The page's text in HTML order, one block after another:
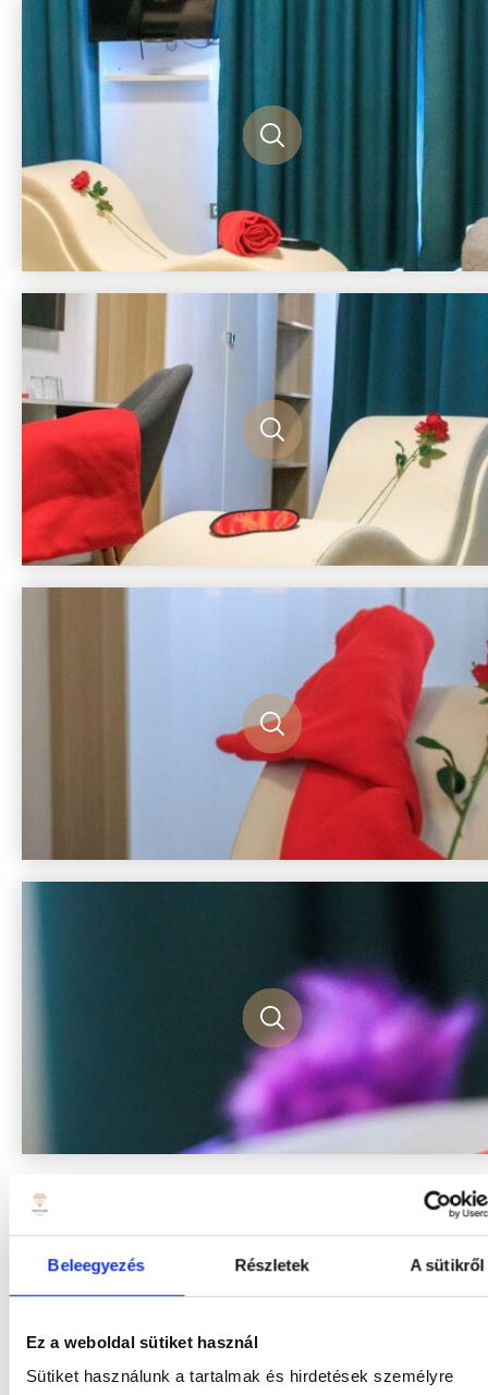
Beleegyezés Részletek A sütikről
Ez a weboldal sütiket használ
Sütiket használunk a tartalmak és hirdetések személyre
KIEMELT AJÁNLATAINK